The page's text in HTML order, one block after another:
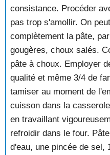
consistance. Procéder
pas trop s'amollir. On
complètement la pâte,
gougères, choux salés.
pâte à choux. Employer
qualité et même 3/4 de
tamiser au moment de
cuisson dans la
en travaillant
refroidir dans le four.
d'eau, une pincée de sel,